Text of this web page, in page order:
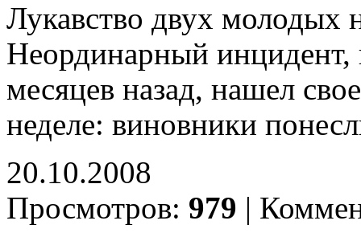
Лукавство двух молодых
Неординарный
месяцев назад, нашел
неделе: виновники
20.10.2008
Просмотров: 979 |